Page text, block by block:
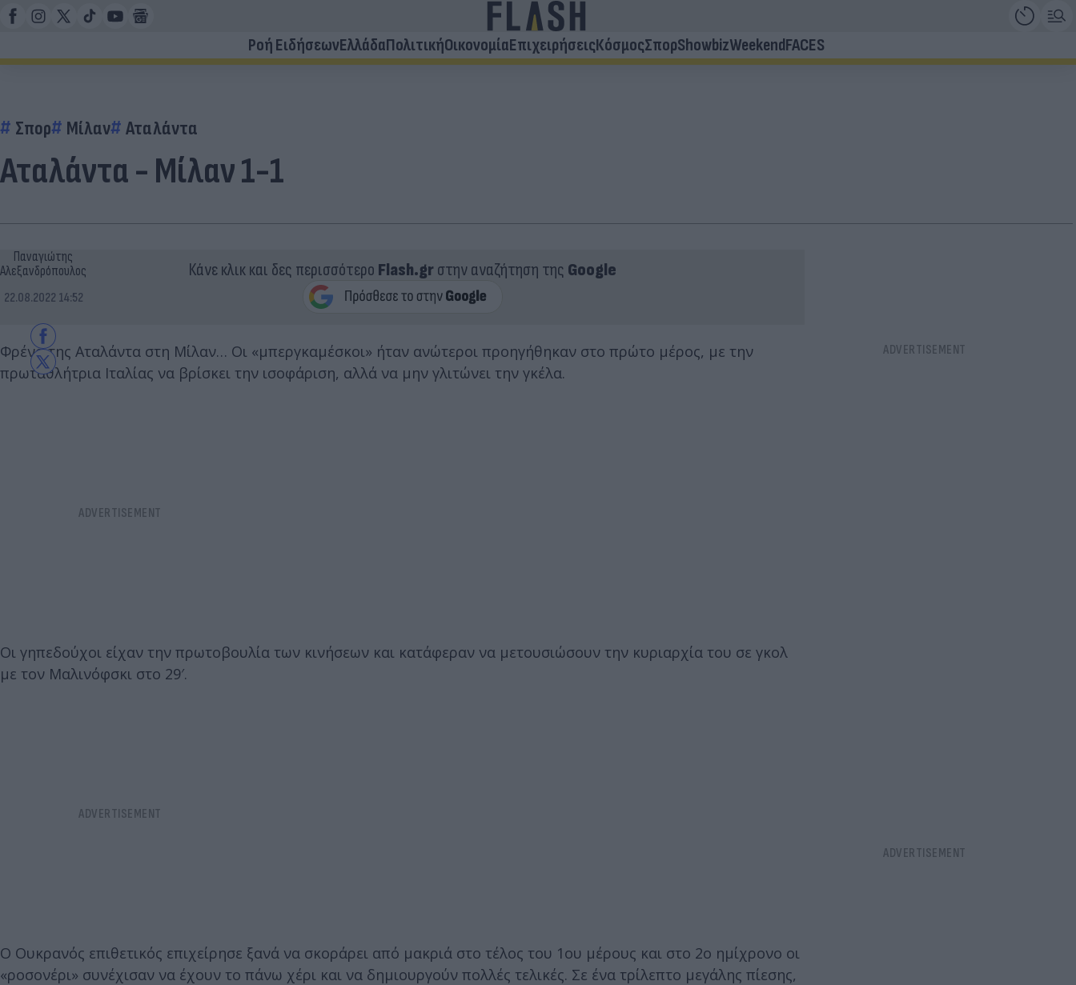
Ροή ΕιδήσεωνΕλλάδαΠολιτικήΟικονομίαΕπιχειρήσειςΚόσμοςΣπορShowbizWeekendFACES
Σπορ Μίλαν Αταλάντα
Αταλάντα - Μίλαν 1-1
Παναγιώτης
Αλεξανδρόπουλος
22.08.2022 14:52
Κάνε κλικ και δες περισσότερο Flash.grστην αναζήτηση της Google
Φρένο της Αταλάντα στη Μίλαν… Οι «μπεργκαμέσκοι» ήταν ανώτεροι προηγήθηκαν στο πρώτο μέρος, με την
πρωταθλήτρια Ιταλίας να βρίσκει την ισοφάριση, αλλά να μην γλιτώνει την γκέλα.
Οι γηπεδούχοι είχαν την πρωτοβουλία των κινήσεων και κατάφεραν να μετουσιώσουν την κυριαρχία του σε γκολ
με τον Μαλινόφσκι στο 29′.
Ο Ουκρανός επιθετικός επιχείρησε ξανά να σκοράρει από μακριά στο τέλος του 1ου μέρους και στο 2ο ημίχρονο οι
«ροσονέρι» συνέχισαν να έχουν το πάνω χέρι και να δημιουργούν πολλές τελικές. Σε ένα τρίλεπτο μεγάλης πίεσης,